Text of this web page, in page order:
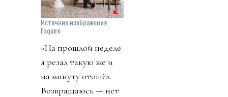
Источник изображения
Esquire
«На прошлой неделе
я резал такую же и
на минуту отошёл.
Возвращаюсь — нет.